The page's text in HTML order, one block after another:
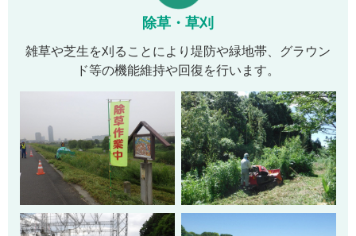
除草・草刈
雑草や芝生を刈ることにより堤防や緑地帯、グラウン
ド等の機能維持や回復を行います。